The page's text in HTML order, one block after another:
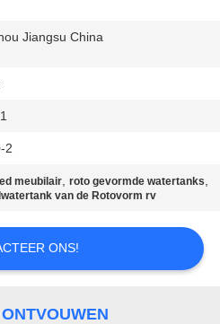
Jiangsu China
2
meubilair,roto gevormde watertanks,
van de Rotovorm rv
ONS!